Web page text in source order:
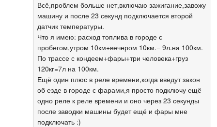
Всё,проблем больше нет,включаю зажигание,завожу
машину и после 23 секунд подключается второй
датчик температуры.
Что я имею: расход топлива в городе с
пробегом,утром 10км+вечером 10км.= 9л.на 100км.
По трассе с кондеем+фары+три человека+груз
120кг=7л на 100км.
Ещё один плюс в реле времени,когда введут закон
об езде в городе с фарами,я просто подключу ещё
одно реле к реле времени и оно через 23 секунды
после заводки машины будет ещё и фары мне
подключать :)